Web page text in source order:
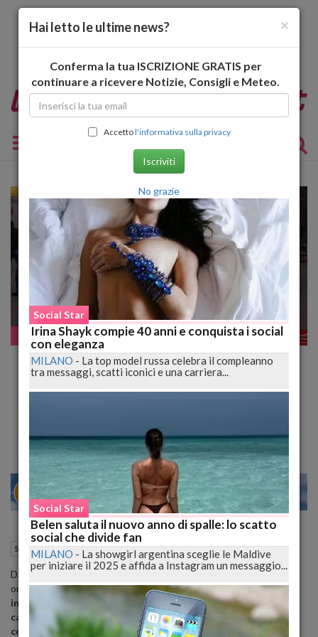
Toggle navigation
Scorretto
Loris, Fuori Onda Di Striscia Inchioda La
D'Urso. Allontanata Definitivamente Dalla
TV? #iacopino
23 28
Scorretto 18 Dicembre 2014 14:07
Davvero un grande imbarazzo a " Pomeriggio Cinque
" per il fuori
onda svelato da Striscia la Notizia che mette in evidenza ilfinto
incontro "casuale" tra la giornalista Alessandra Borgia e il
cacciatore Orazio Fidone, l'uomo che per primo trovo il
corpicino senza vita di Loris.
×
Hai letto le ultime news?
Conferma la tua ISCRIZIONE GRATIS per
continuare a ricevere Notizie, Consigli e Meteo.
Accettol'informativa sulla privacy
Iscriviti
No grazie
Social Star
Irina Shayk compie 40 anni e conquista i social
con eleganza
MILANO - La top model russa celebra il compleanno
tra messaggi, scatti iconici e una carriera...
Social Star
Belen saluta il nuovo anno di spalle: lo scatto
social che divide fan
MILANO - La showgirl argentina sceglie le Maldive
per iniziare il 2025 e affida a Instagram un messaggio...